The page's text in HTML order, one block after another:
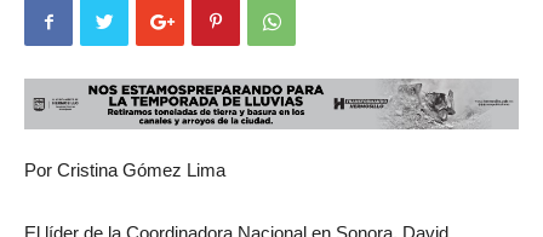
Por Cristina Gómez Lima
El líder de la Coordinadora Nacional en Sonora, David